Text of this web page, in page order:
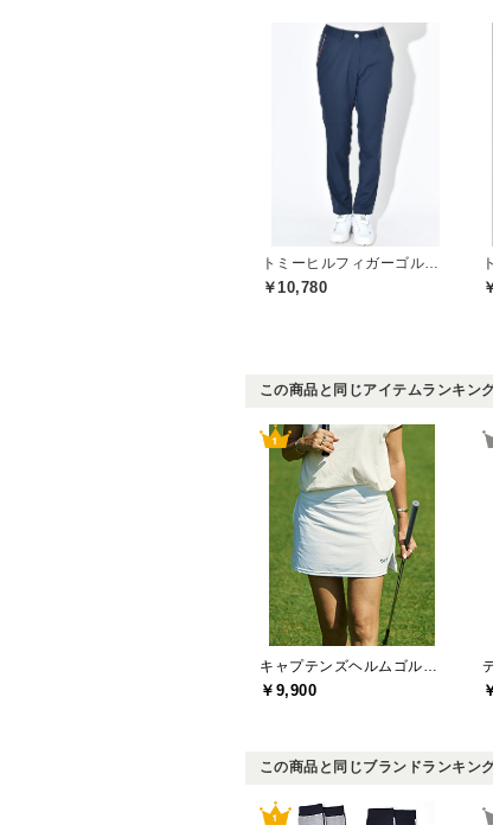
トミーヒルフィガーゴルフ(TOMMY HILFIGER GOLF)
￥10,780
この商品と同じアイテムランキン
￥9,900
この商品と同じブランドランキン